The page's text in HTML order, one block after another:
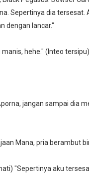
Sepertinya dia tersesat.
dengan lancar."
hehe." (Inteo tersipu)
jangan sampai dia
Mana, pria berambut
"Sepertinya aku